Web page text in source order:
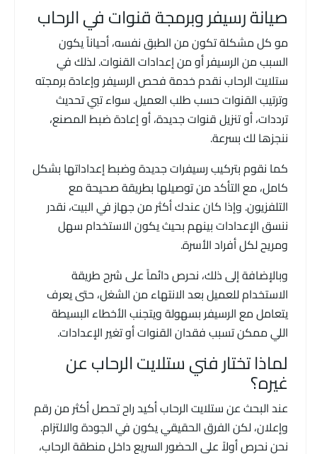
صيانة رسيفر وبرمجة قنوات في الرحاب
مو كل مشكلة تكون من الطبق نفسه، أحياناً يكون
السبب من الرسيفر أو من إعدادات القنوات. لذلك في
ستلايت الرحاب نقدم خدمة فحص الرسيفر وإعادة برمجته
وترتيب القنوات حسب طلب العميل. سواء تبي تحديث
ترددات، أو تنزيل قنوات جديدة، أو إعادة ضبط المصنع،
ننجزها لك بسرعة.
كما نقوم بتركيب رسيفرات جديدة وضبط إعداداتها بشكل
كامل، مع التأكد من توصيلها بطريقة صحيحة مع
التلفزيون. وإذا كان عندك أكثر من جهاز في البيت، نقدر
ننسق الإعدادات بينهم بحيث يكون الاستخدام سهل
ومريح لكل أفراد الأسرة.
وبالإضافة إلى ذلك، نحرص دائماً على شرح طريقة
الاستخدام للعميل بعد الانتهاء من الشغل، حتى يعرف
يتعامل مع الرسيفر بسهولة ويتجنب الأخطاء البسيطة
اللي ممكن تسبب فقدان القنوات أو تغير الإعدادات.
لماذا تختار فني ستلايت الرحاب عن
غيره؟
عند البحث عن ستلايت الرحاب أكيد راح تحصل أكثر من رقم
وإعلان، لكن الفرق الحقيقي يكون في الجودة والالتزام.
نحن نحرص أولاً على الحضور السريع داخل منطقة الرحاب،